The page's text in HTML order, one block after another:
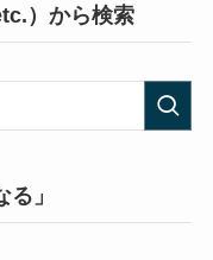
）から検索
」